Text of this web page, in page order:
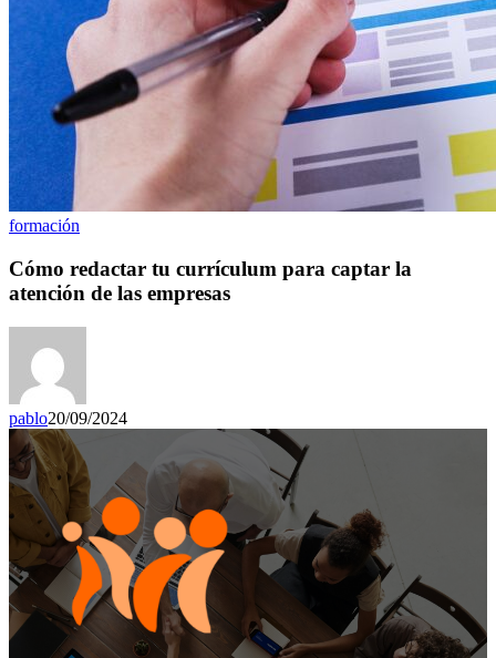
formación
Cómo redactar tu currículum para captar la
atención de las empresas
pablo20/09/2024